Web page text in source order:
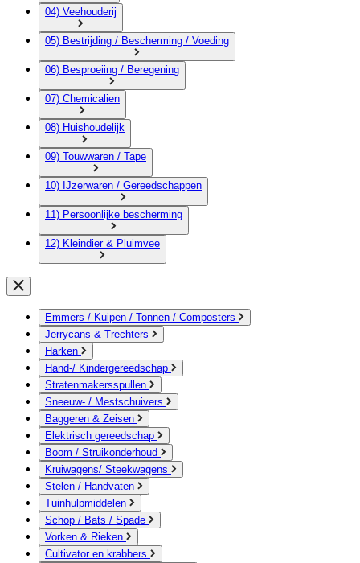
04) Veehouderij
05) Bestrijding / Bescherming / Voeding
06) Besproeiing / Beregening
07) Chemicalien
08) Huishoudelijk
09) Touwwaren / Tape
10) IJzerwaren / Gereedschappen
11) Persoonlijke bescherming
12) Kleindier & Pluimvee
Emmers / Kuipen / Tonnen / Composters
Jerrycans & Trechters
Harken
Hand-/ Kindergereedschap
Stratenmakersspullen
Sneeuw- / Mestschuivers
Baggeren & Zeisen
Elektrisch gereedschap
Boom / Struikonderhoud
Kruiwagens/ Steekwagens
Stelen / Handvaten
Tuinhulpmiddelen
Schop / Bats / Spade
Vorken & Rieken
Cultivator en krabbers